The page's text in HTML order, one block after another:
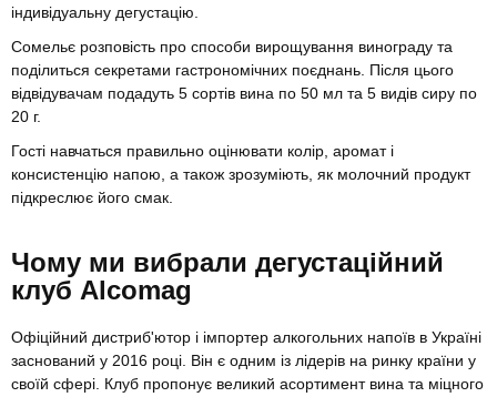
індивідуальну дегустацію.
Сомельє розповість про способи вирощування винограду та
поділиться секретами гастрономічних поєднань. Після цього
відвідувачам подадуть 5 сортів вина по 50 мл та 5 видів сиру по
20 г.
Гості навчаться правильно оцінювати колір, аромат і
консистенцію напою, а також зрозуміють, як молочний продукт
підкреслює його смак.
Чому ми вибрали дегустаційний
клуб Alcomag
Офіційний дистриб'ютор і імпортер алкогольних напоїв в Україні
заснований у 2016 році. Він є одним із лідерів на ринку країни у
своїй сфері. Клуб пропонує великий асортимент вина та міцного